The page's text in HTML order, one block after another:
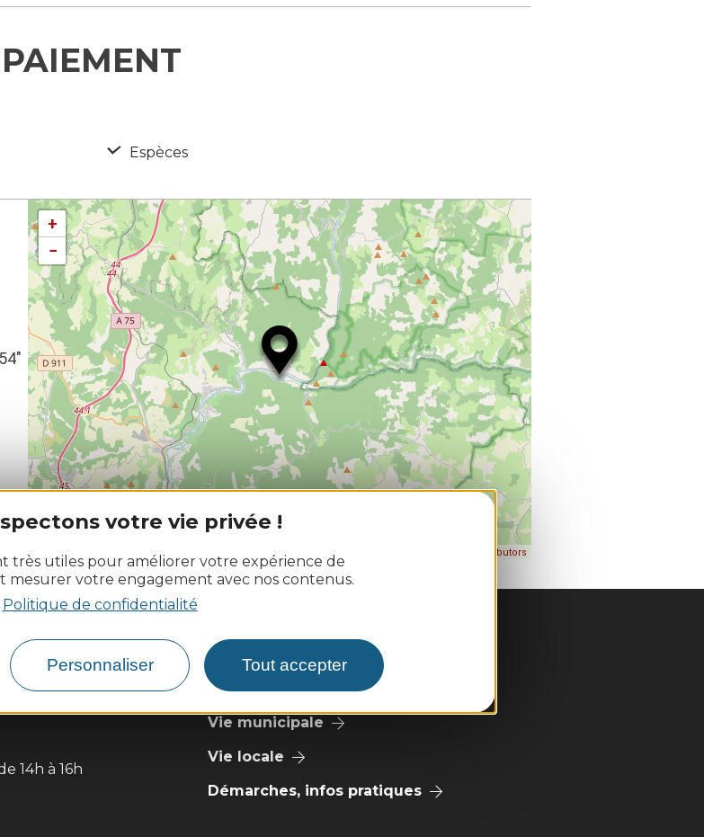
votre vie privée !
très utiles pour améliorer votre expérience de
mesurer votre engagement avec nos contenus.
Politique de confidentialité
Personnaliser Tout accepter
Espèces
+
−
OpenStreetMap contributors
14h à 16h
Découvrir
Vie municipale
Vie locale
Démarches, infos pratiques